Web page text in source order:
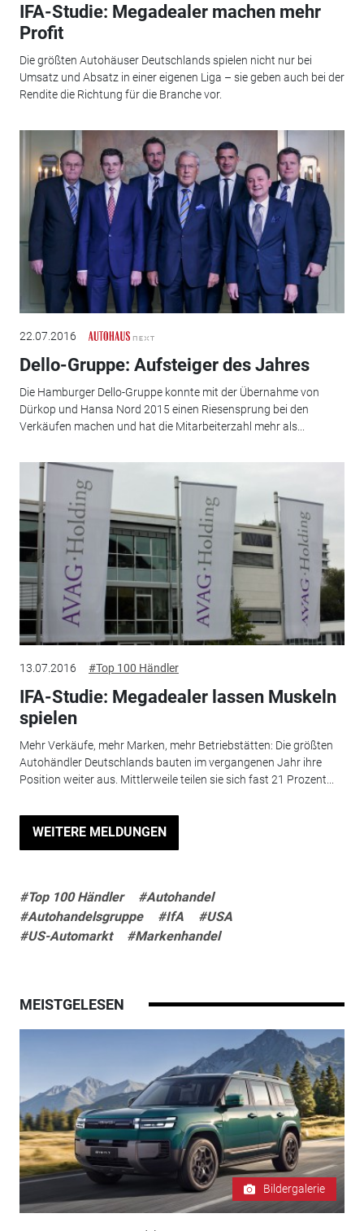
IFA-Studie: Megadealer machen mehr
Profit
Die größten Autohäuser Deutschlands spielen nicht nur bei
Umsatz und Absatz in einer eigenen Liga – sie geben auch bei der
Rendite die Richtung für die Branche vor.
22.07.2016
Dello-Gruppe: Aufsteiger des Jahres
Die Hamburger Dello-Gruppe konnte mit der Übernahme von
Dürkop und Hansa Nord 2015 einen Riesensprung bei den
Verkäufen machen und hat die Mitarbeiterzahl mehr als...
13.07.2016 #Top 100 Händler
IFA-Studie: Megadealer lassen Muskeln
spielen
Mehr Verkäufe, mehr Marken, mehr Betriebstätten: Die größten
Autohändler Deutschlands bauten im vergangenen Jahr ihre
Position weiter aus. Mittlerweile teilen sie sich fast 21 Prozent...
WEITERE MELDUNGEN
#Top 100 Händler
#Autohandel
#Autohandelsgruppe
#IfA
#USA
#US-Automarkt
#Markenhandel
MEISTGELESEN
Bildergalerie